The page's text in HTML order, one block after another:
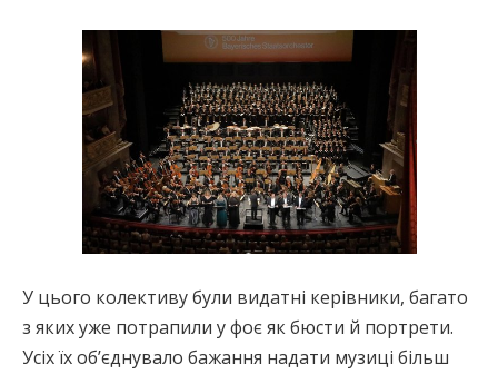
У цього колективу були видатні керівники, багато
з яких уже потрапили у фоє як бюсти й портрети.
Усіх їх об’єднувало бажання надати музиці більш